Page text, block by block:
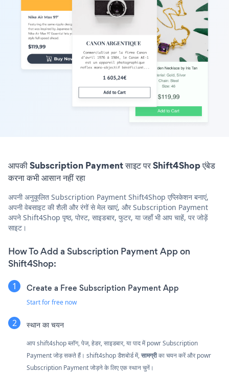
आपकी Subscription Payment साइट पर Shift4Shop एंबेड
करना कभी आसान नहीं रहा
अपनी अनुकूलित Subscription Payment Shift4Shop एप्लिकेशन बनाएं,
अपनी वेबसाइट की शैली और रंगों से मेल खाएं, और Subscription Payment
अपने Shift4Shop पृष्ठ, पोस्ट, साइडबार, फुटर, या जहाँ भी आप चाहें, पर जोड़ें
साइट।
How To Add a Subscription Payment App on
Shift4Shop:
Create a Free Subscription Payment App
Start for free now
स्थान का चयन
आप shift4shop ब्लॉग, पेज, हेडर, साइडबार, या पाद में powr Subscription
Payment जोड़ सकते हैं। shift4shop डैशबोर्ड में,सामग्रीका चयन करें और powr
Subscription Payment जोड़ने के लिए एक स्थान चुनें।